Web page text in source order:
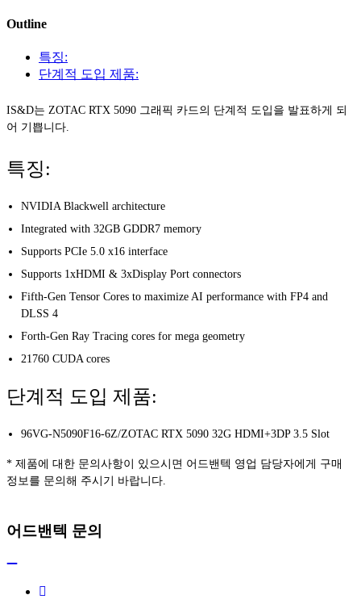
Outline
특징:
단계적 도입 제품:
IS&D는 ZOTAC RTX 5090 그래픽 카드의 단계적 도입을 발표하게 되
어 기쁩니다.
특징:
NVIDIA Blackwell architecture
Integrated with 32GB GDDR7 memory
Supports PCIe 5.0 x16 interface
Supports 1xHDMI & 3xDisplay Port connectors
Fifth-Gen Tensor Cores to maximize AI performance with FP4 and
DLSS 4
Forth-Gen Ray Tracing cores for mega geometry
21760 CUDA cores
단계적 도입 제품:
96VG-N5090F16-6Z/ZOTAC RTX 5090 32G HDMI+3DP 3.5 Slot
* 제품에 대한 문의사항이 있으시면 어드밴텍 영업 담당자에게 구매
정보를 문의해 주시기 바랍니다.
어드밴텍 문의